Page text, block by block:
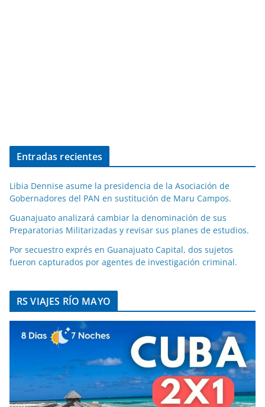
Entradas recientes
Libia Dennise asume la presidencia de la Asociación de
Gobernadores del PAN en sustitución de Maru Campos.
Guanajuato analizará cambiar la denominación de sus
Preparatorias Militarizadas y revisar sus planes de estudios.
Por secuestro exprés en Guanajuato Capital, dos sujetos
fueron capturados por agentes de investigación criminal.
RS VIAJES RÍO MAYO